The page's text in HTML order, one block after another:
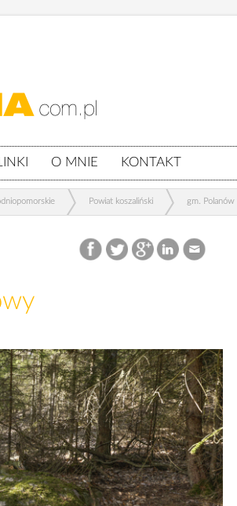
LINKI O MNIE KONTAKT
Powiat koszaliński gm. Polanów